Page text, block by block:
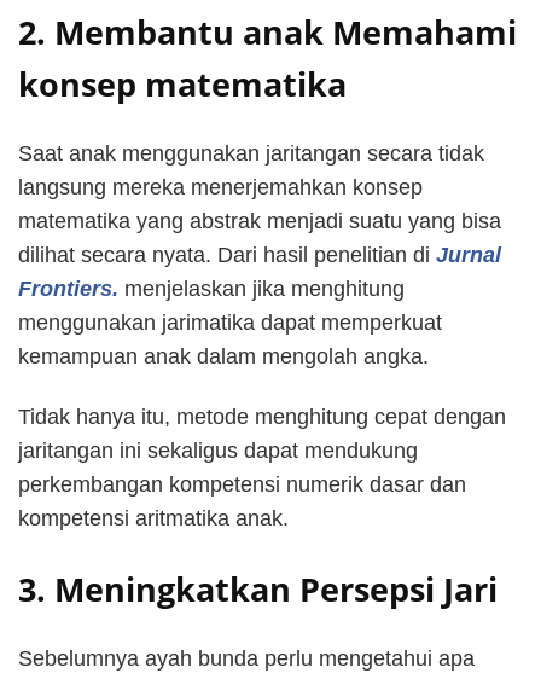
2. Membantu anak Memahami
konsep matematika
Saat anak menggunakan jaritangan secara tidak
langsung mereka menerjemahkan konsep
matematika yang abstrak menjadi suatu yang bisa
dilihat secara nyata. Dari hasil penelitian di Jurnal
Frontiers. menjelaskan jika menghitung
menggunakan jarimatika dapat memperkuat
kemampuan anak dalam mengolah angka.
Tidak hanya itu, metode menghitung cepat dengan
jaritangan ini sekaligus dapat mendukung
perkembangan kompetensi numerik dasar dan
kompetensi aritmatika anak.
3. Meningkatkan Persepsi Jari
Sebelumnya ayah bunda perlu mengetahui apa